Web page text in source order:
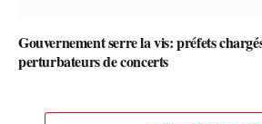
Gouvernement serre la vis: préfets
perturbateurs de concerts